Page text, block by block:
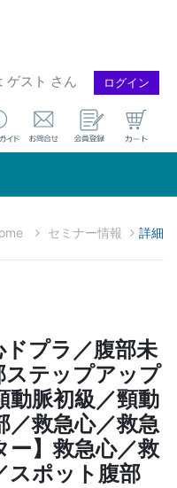
ゲスト さん ログイン
セミナー情報 詳細
プラ／腹部未
ステップアップ
動脈初級／頸動
／救急心／救急
ー】救急心／救
スポット腹部